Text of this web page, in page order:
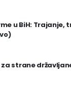
u BiH: Trajanje,
strane